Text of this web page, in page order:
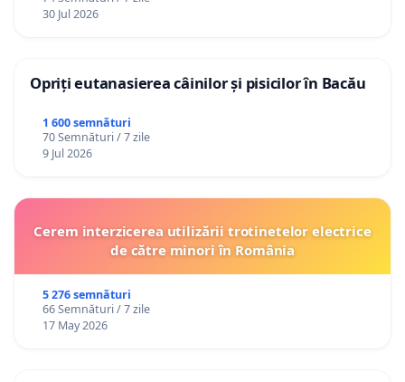
30 Jul 2026
Opriți eutanasierea câinilor și pisicilor în Bacău
1 600 semnături
70 Semnături / 7 zile
9 Jul 2026
Cerem interzicerea utilizării trotinetelor electrice
de către minori în România
5 276 semnături
66 Semnături / 7 zile
17 May 2026